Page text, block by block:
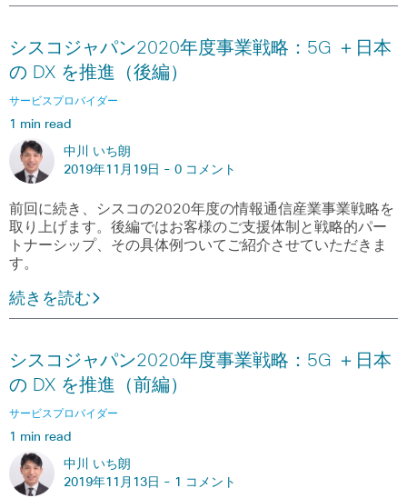
シスコジャパン2020年度事業戦略：5G ＋日本
の DX を推進（後編）
サービスプロバイダー
1 min read
中川 いち朗
2019年11月19日 - 0 コメント
前回に続き、シスコの2020年度の情報通信産業事業戦略を
取り上げます。後編ではお客様のご支援体制と戦略的パー
トナーシップ、その具体例ついてご紹介させていただきま
す。
続きを読む
シスコジャパン2020年度事業戦略：5G ＋日本
の DX を推進（前編）
サービスプロバイダー
1 min read
中川 いち朗
2019年11月13日 - 1 コメント